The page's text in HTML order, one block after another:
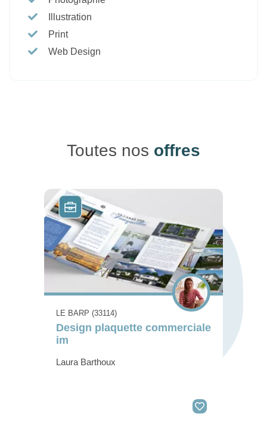
Illustration
Print
Web Design
Toutes nos offres
LE BARP (33114)
Design plaquette commerciale
im
Laura Barthoux